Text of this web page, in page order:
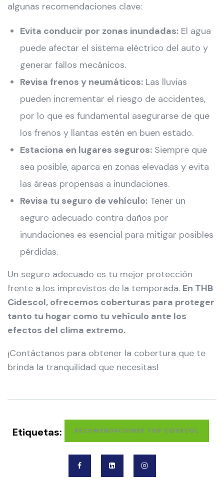
algunas recomendaciones clave:
Evita conducir por zonas inundadas: El agua
puede afectar el sistema eléctrico del auto y
generar fallos mecánicos.
Revisa frenos y neumáticos: Las lluvias
pueden incrementar el riesgo de accidentes,
por lo que es fundamental asegurarse de que
los frenos y llantas estén en buen estado.
Estaciona en lugares seguros: Siempre que
sea posible, aparca en zonas elevadas y evita
las áreas propensas a inundaciones.
Revisa tu seguro de vehículo: Tener un
seguro adecuado contra daños por
inundaciones es esencial para mitigar posibles
pérdidas.
Un seguro adecuado es tu mejor protección
frente a los imprevistos de la temporada. En THB
Cidescol, ofrecemos coberturas para proteger
tanto tu hogar como tu vehículo ante los
efectos del clima extremo.
¡Contáctanos para obtener la cobertura que te
brinda la tranquilidad que necesitas!
Etiquetas: RECOMENDACIONES THB CIDESCOL